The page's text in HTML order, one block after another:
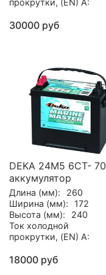
30000 руб
DEKA 24M5 6CT- 70
аккумулятор
Длина (мм):
260
Ширина (мм):
172
Высота (мм):
240
Ток холодной
прокрутки, (EN) А:
18000 руб